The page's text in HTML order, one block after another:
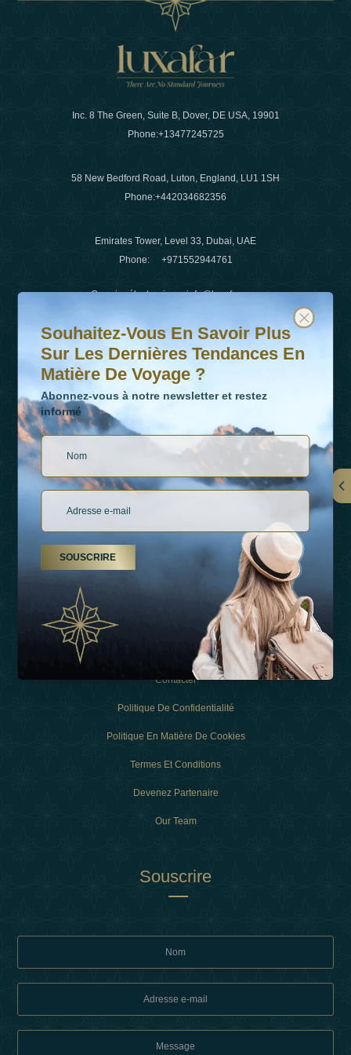
Inc. 8 The Green, Suite B, Dover, DE USA, 19901
Phone:+13477245725
58 New Bedford Road, Luton, England, LU1 1SH
Phone:+442034682356
Emirates Tower, Level 33, Dubai, UAE
Phone: +971552944761
Courrier électronique:info@luxafar.com
WhatsApp N°
+442034682356
+971552944761
LIENS
À Propos De Nous
Types De Vacances
Contacter
Politique De Confidentialité
Politique En Matière De Cookies
Termes Et Conditions
Devenez Partenaire
Our Team
Souscrire
Souhaitez-vous en savoir plus sur les dernières
Abonnez-vous à notre newsletter et restez informé
Souhaitez-Vous En Savoir Plus
Sur Les Dernières Tendances En
Matière De Voyage ?
Abonnez-vous à notre newsletter et restez
informé
SOUSCRIRE